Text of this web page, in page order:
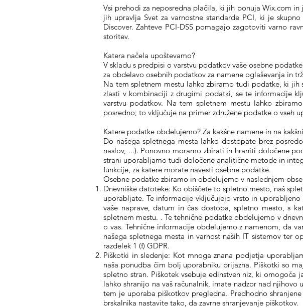
Vsi prehodi za neposredna plačila, ki jih ponuja Wix.com
jih upravlja Svet za varnostne standarde PCI, ki je
Discover. Zahteve PCI-DSS pomagajo zagotoviti varno
storitev.
Katera načela upoštevamo?
V skladu s predpisi o varstvu podatkov vaše osebne
za obdelavo osebnih podatkov za namene oglaševanja in
Na tem spletnem mestu lahko zbiramo tudi podatke, ki
zlasti v kombinaciji z drugimi podatki, se te informacije
varstvu podatkov. Na tem spletnem mestu lahko
posredno; to vključuje na primer združene podatke o vseh
Katere podatke obdelujemo? Za kakšne namene in na
Do našega spletnega mesta lahko dostopate brez
naslov, ...). Ponovno moramo zbirati in hraniti določene
strani uporabljamo tudi določene analitične metode in
funkcije, za katere morate navesti osebne podatke.
Osebne podatke zbiramo in obdelujemo v naslednjem
Dnevniške datoteke: Ko obiščete to spletno mesto, naš
uporabljate. Te informacije vključujejo vrsto in
vaše naprave, datum in čas dostopa, spletno mesto, s
spletnem mestu. . Te tehnične podatke obdelujemo v
o vas. Tehnične informacije obdelujemo z namenom, da
našega spletnega mesta in varnost naših IT sistemov ter
razdelek 1 (f) GDPR.
Piškotki in sledenje: Kot mnoga znana podjetja
naša ponudba čim bolj uporabniku prijazna. Piškotki so
spletno stran. Piškotek vsebuje edinstven niz, ki
lahko shranijo na vaš računalnik, imate nadzor nad
tem je uporaba piškotkov pregledna. Predhodno
brskalnika nastavite tako, da zavrne shranjevanje piškotkov.